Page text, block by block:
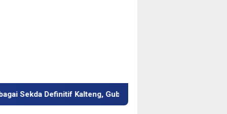
Definitif Kalteng, Gubernur Tekankan Kerja Keras dan